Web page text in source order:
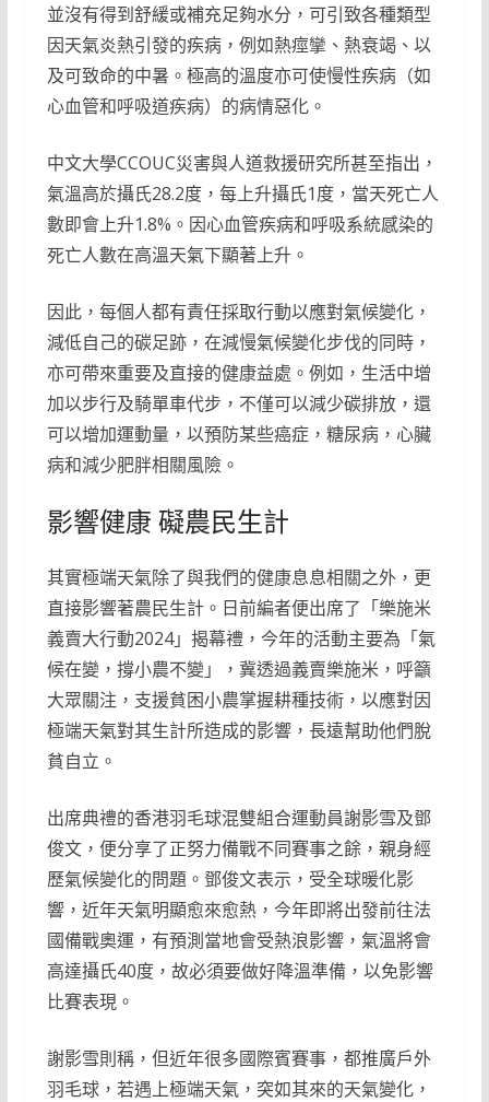
並沒有得到舒緩或補充足夠水分，可引致各種類型
因天氣炎熱引發的疾病，例如熱痙攣、熱衰竭、以
及可致命的中暑。極高的溫度亦可使慢性疾病（如
心血管和呼吸道疾病）的病情惡化。
中文大學CCOUC災害與人道救援研究所甚至指出，
氣溫高於攝氏28.2度，每上升攝氏1度，當天死亡人
數即會上升1.8%。因心血管疾病和呼吸系統感染的
死亡人數在高溫天氣下顯著上升。
因此，每個人都有責任採取行動以應對氣候變化，
減低自己的碳足跡，在減慢氣候變化步伐的同時，
亦可帶來重要及直接的健康益處。例如，生活中增
加以步行及騎單車代步，不僅可以減少碳排放，還
可以增加運動量，以預防某些癌症，糖尿病，心臟
病和減少肥胖相關風險。
影響健康 礙農民生計
其實極端天氣除了與我們的健康息息相關之外，更
直接影響著農民生計。日前編者便出席了「樂施米
義賣大行動2024」揭幕禮，今年的活動主要為「氣
候在變，撐小農不變」，冀透過義賣樂施米，呼籲
大眾關注，支援貧困小農掌握耕種技術，以應對因
極端天氣對其生計所造成的影響，長遠幫助他們脫
貧自立。
出席典禮的香港羽毛球混雙組合運動員謝影雪及鄧
俊文，便分享了正努力備戰不同賽事之餘，親身經
歷氣候變化的問題。鄧俊文表示，受全球暖化影
響，近年天氣明顯愈來愈熱，今年即將出發前往法
國備戰奧運，有預測當地會受熱浪影響，氣溫將會
高達攝氏40度，故必須要做好降溫準備，以免影響
比賽表現。
謝影雪則稱，但近年很多國際賓賽事，都推廣戶外
羽毛球，若遇上極端天氣，突如其來的天氣變化，